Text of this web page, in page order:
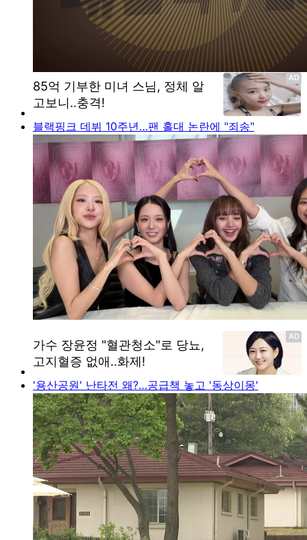
블랙핑크 데뷔 10주년…팬 홀대 논란에 "죄송"
'용산공원' 난타전 왜?…공급책 놓고 '동상이몽'